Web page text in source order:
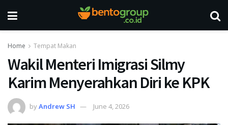
Home Tempat Makan
Wakil Menteri Imigrasi Silmy
Karim Menyerahkan Diri ke KPK
byAndrew SH June 4, 2026